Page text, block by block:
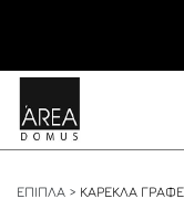
ΕΠΙΠΛΑ > ΚΑΡΕΚΛΑ